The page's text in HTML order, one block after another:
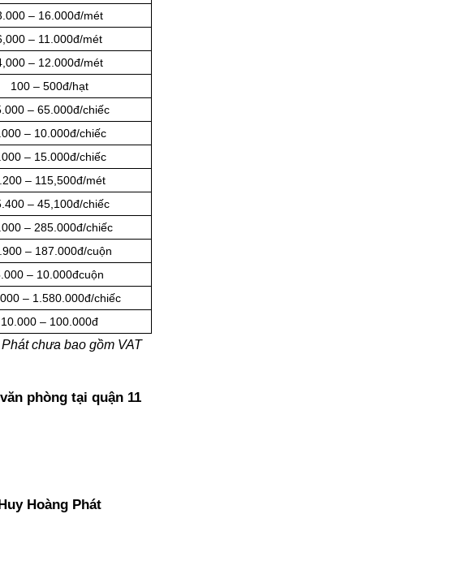
– 16.000đ/mét
– 11.000đ/mét
– 12.000đ/mét
100 – 500đ/hạt
– 65.000đ/chiếc
– 10.000đ/chiếc
– 15.000đ/chiếc
– 115,500đ/mét
– 45,100đ/chiếc
– 285.000đ/chiếc
– 187.000đ/cuộn
– 10.000đcuộn
– 1.580.000đ/chiếc
10.000 – 100.000đ
chưa bao gồm VAT
phòng tại quận 11
Hoàng Phát